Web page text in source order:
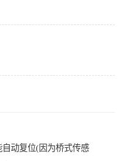
动复位(因为桥式传感